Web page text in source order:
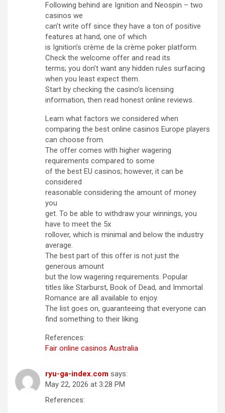
Following behind are Ignition and Neospin – two
casinos we
can’t write off since they have a ton of positive
features at hand, one of which
is Ignition’s crème de la crème poker platform.
Check the welcome offer and read its
terms; you don’t want any hidden rules surfacing
when you least expect them.
Start by checking the casino’s licensing
information, then read honest online reviews.
Learn what factors we considered when
comparing the best online casinos Europe players
can choose from.
The offer comes with higher wagering
requirements compared to some
of the best EU casinos; however, it can be
considered
reasonable considering the amount of money
you
get. To be able to withdraw your winnings, you
have to meet the 5x
rollover, which is minimal and below the industry
average.
The best part of this offer is not just the
generous amount
but the low wagering requirements. Popular
titles like Starburst, Book of Dead, and Immortal
Romance are all available to enjoy.
The list goes on, guaranteeing that everyone can
find something to their liking.
References:
Fair online casinos Australia
ryu-ga-index.com says:
May 22, 2026 at 3:28 PM
References: